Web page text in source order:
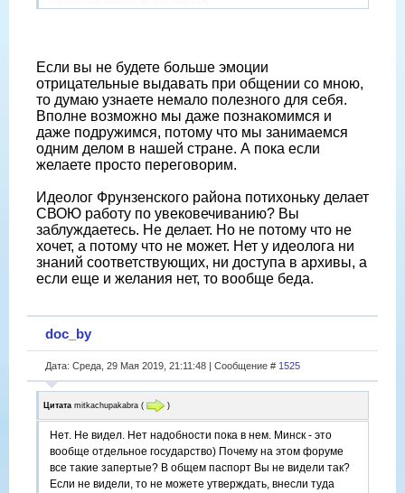
Если вы не будете больше эмоции
отрицательные выдавать при общении со мною,
то думаю узнаете немало полезного для себя.
Вполне возможно мы даже познакомимся и
даже подружимся, потому что мы занимаемся
одним делом в нашей стране. А пока если
желаете просто переговорим.
Идеолог Фрунзенского района потихоньку делает
СВОЮ работу по увековечиванию? Вы
заблуждаетесь. Не делает. Но не потому что не
хочет, а потому что не может. Нет у идеолога ни
знаний соответствующих, ни доступа в архивы, а
если еще и желания нет, то вообще беда.
doc_by
Дата: Среда, 29 Мая 2019, 21:11:48 | Сообщение # 1525
Цитата mitkachupakabra ( )
Нет. Не видел. Нет надобности пока в нем. Минск - это
вообще отдельное государство) Почему на этом форуме
все такие запертые? В общем паспорт Вы не видели так?
Если не видели, то не можете утверждать, внесли туда